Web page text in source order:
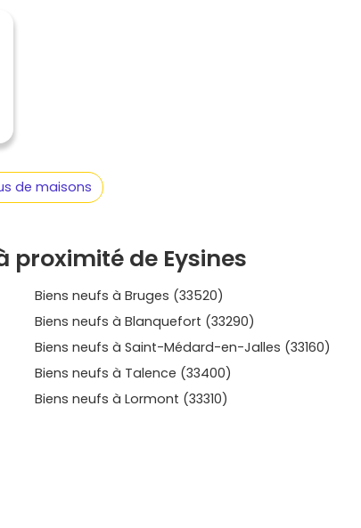
à des dispositifs complémentaires qui allègent
tout en gardant une excellente connexion
commerces de Mérignac, les berges de
et Parempuyre ? Eysines offre cet équilibre rare
une résidence intimiste ou un ensemble plus
est de te projeter facilement : date de livraison
avec ton quotidien et ton budget. Sur
les typologies, les surfaces extérieures, les
et dans les communes voisines à moins de 20 km,
suffit souvent à déclencher le bon déclic.
de maisons
proximité de Eysines
Biens neufs à Bruges (33520)
Biens neufs à Blanquefort (33290)
Biens neufs à Saint-Médard-en-Jalles (33160)
Biens neufs à Talence (33400)
Biens neufs à Lormont (33310)